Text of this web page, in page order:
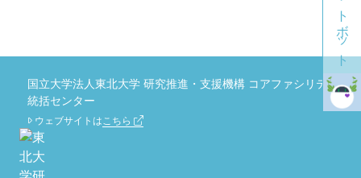
国立大学法人東北大学 研究推進・支援機構 コアファシリティ
統括センター
ウェブサイトはこちら